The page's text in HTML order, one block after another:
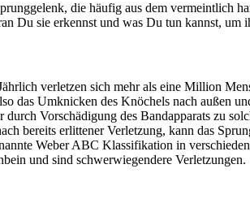
die häufig aus dem vermeintlich
Du sie erkennst und was Du tun kannst, um
verletzen sich mehr als eine Million
das Umknicken des Knöchels nach außen
Vorschädigung des Bandapparats zu
bereits erlittener Verletzung, kann das
Weber ABC Klassifikation in
und sind schwerwiegendere Verletzungen.